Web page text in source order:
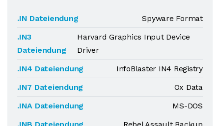
.IN Dateiendung
Spyware Format
.IN3
Dateiendung
Harvard Graphics Input Device
Driver
.IN4 Dateiendung
InfoBlaster IN4 Registry
.IN7 Dateiendung
Ox Data
.INA Dateiendung
MS-DOS